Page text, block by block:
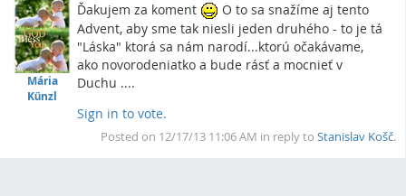
Mária
Künzl
Ďakujem za koment
O to sa snažíme aj tento
Advent, aby sme tak niesli jeden druhého - to je tá
"Láska" ktorá sa nám narodí...ktorú očakávame,
ako novorodeniatko a bude rásť a mocnieť v
Duchu ....
Sign in to vote.
Post
Top
Posted on 12/17/13 11:06 AM in reply to Stanislav Košč.